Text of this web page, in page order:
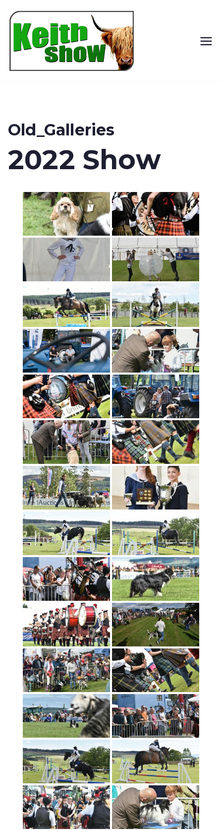
Old_Galleries
2022 Show